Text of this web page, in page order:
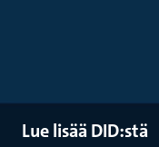
Lue lisää DID:stä